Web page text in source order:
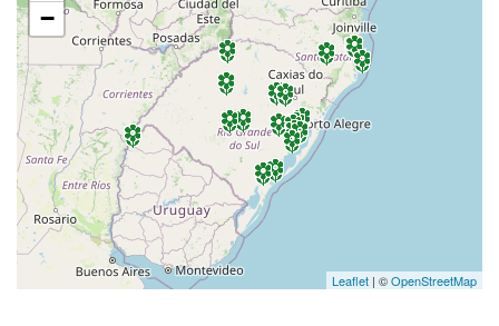
−
Leaflet | ©OpenStreetMap